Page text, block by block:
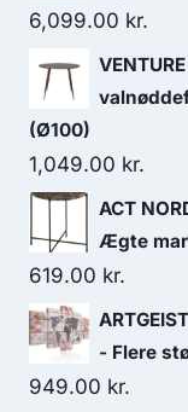
6,099.00 kr.
(Ø100)
1,049.00 kr.
ACT
Ægte
619.00 kr.
- Flere
949.00 kr.